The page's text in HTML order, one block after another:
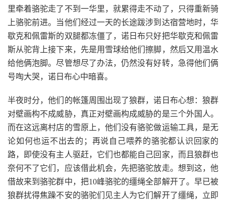
里牵着骆驼走了不到一华里，就累得走不动了，只得重新骑
上骆驼前进。当他们经过一天的长途跋涉到达宿营地时，华
歇克和佩雷斯的双腿都冻僵了，诺日布只好把华歇克和佩雷
斯从驼背上接下来，先是用雪球给他们擦脚，然后又用温水
给他俩泡脚。尽管想尽了办法，仍然没有好转，急得他们俩
号啕大哭，诺日布心中暗喜。
半夜时分，他们的帐篷周围出现了狼群，诺日布心想：狼群
对壁画构不成威胁，真正对壁画构成威胁的是三个外国人。
而在这远离村店的雪原上，他们没有骆驼做运输工具，是无
论如何也运不出去的；再说自己喂养的骆驼都认识回家的
路，即使没有主人驱赶，它们也都能自己回家，而且狼群也
奈何不了它们，应该借此机会，先把骆驼放走。想到这，他
借故来到骆驼群中，把10峰骆驼的缰绳全部解开了。早已被
狼群扰得焦躁不安的骆驼们见主人为它们解开了缰绳，立即